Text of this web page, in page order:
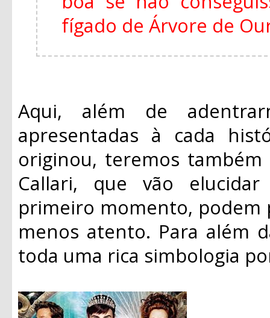
fígado de Árvore de
Aqui, além de
apresentadas à cada
originou, teremos
Callari, que vão
primeiro momento, podem
menos atento. Para além
toda uma rica simbologia